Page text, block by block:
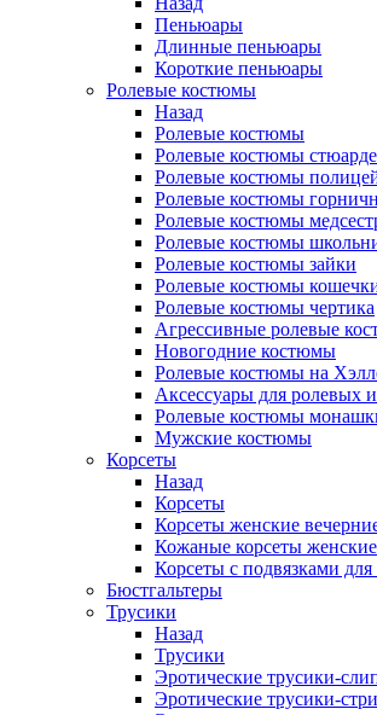
Пеньюары
Длинные пеньюары
Короткие пеньюары
Ролевые костюмы
Назад
Ролевые костюмы
Ролевые костюмы
Ролевые костюмы
Ролевые костюмы
Ролевые костюмы
Ролевые костюмы
Ролевые костюмы зайки
Ролевые костюмы
Ролевые костюмы чертика
Агрессивные ролевые
Новогодние костюмы
Ролевые костюмы на
Аксессуары для ролевых
Ролевые костюмы
Мужские костюмы
Корсеты
Назад
Корсеты
Корсеты женские
Кожаные корсеты женские
Корсеты с подвязками для
Бюстгальтеры
Трусики
Назад
Трусики
Эротические трусики-
Эротические трусики-